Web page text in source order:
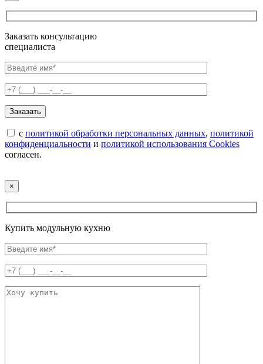
Заказать консультацию
специалиста
с политикой обработки персональных данных, политикой
конфиденциальности и политикой использования Cookies
согласен.
×
Купить модульную кухню